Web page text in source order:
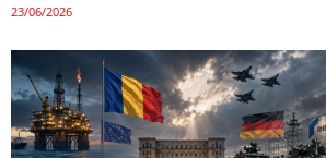
23/06/2026